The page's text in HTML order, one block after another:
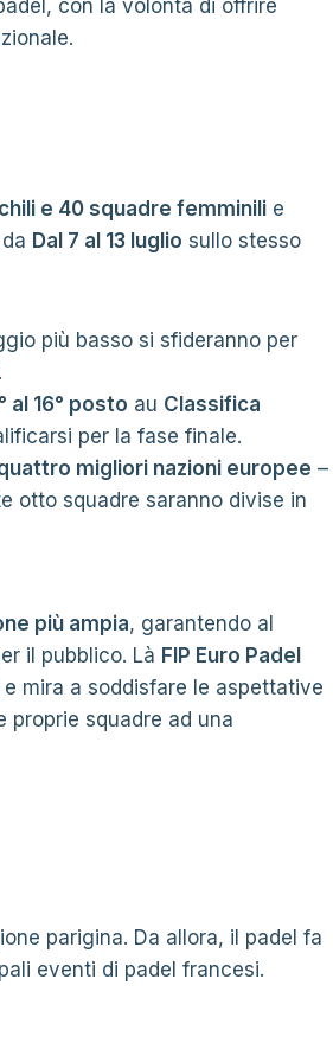
con la volontà di offrire
e 40 squadre femminili e
Dal 7 al 13 luglio sullo stesso
più basso si sfideranno per
al 16° posto au Classifica
per la fase finale.
migliori nazioni europee –
otto squadre saranno divise in
più ampia, garantendo al
il pubblico. Là FIP Euro Padel
e mira a soddisfare le aspettative
proprie squadre ad una
parigina. Da allora, il padel fa
eventi di padel francesi.